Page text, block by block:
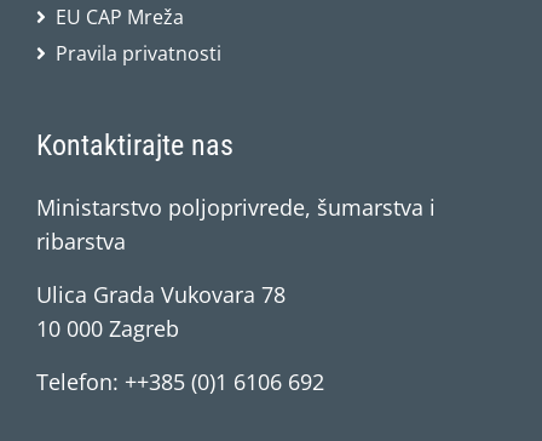
EU CAP Mreža
Pravila privatnosti
Kontaktirajte nas
Ministarstvo poljoprivrede, šumarstva i
ribarstva
Ulica Grada Vukovara 78
10 000 Zagreb
Telefon: ++385 (0)1 6106 692